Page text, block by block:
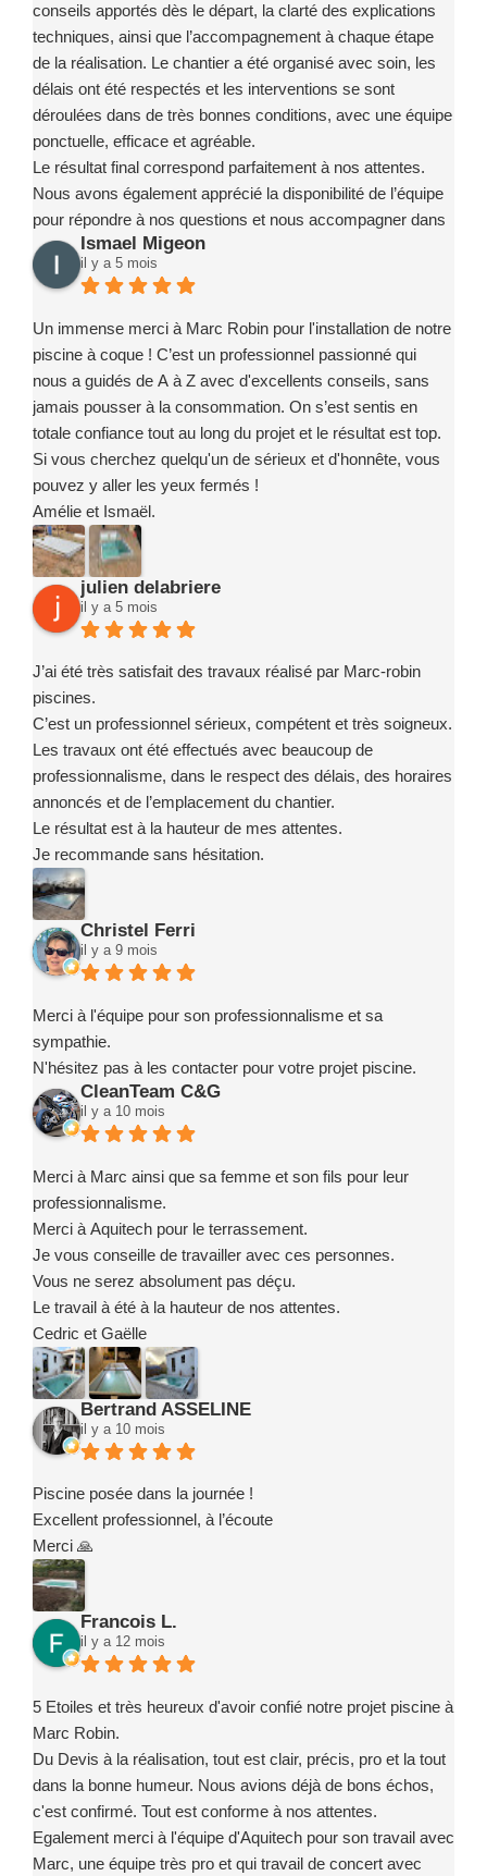
conseils apportés dès le départ, la clarté des explications
techniques, ainsi que l’accompagnement à chaque étape
de la réalisation. Le chantier a été organisé avec soin, les
délais ont été respectés et les interventions se sont
déroulées dans de très bonnes conditions, avec une équipe
ponctuelle, efficace et agréable.
Le résultat final correspond parfaitement à nos attentes.
Nous avons également apprécié la disponibilité de l’équipe
pour répondre à nos questions et nous accompagner dans
la prise en main de notre installation.
Nous recommandons sans hésitation l’entreprise Marc
Robin Piscines à toute personne souhaitant réaliser un
projet de piscine en toute confiance. Merci encore à toute
l’équipe pour votre sérieux, votre implication et la qualité de
votre travail.
Ismael Migeon
il y a 5 mois
Un immense merci à Marc Robin pour l'installation de notre
piscine à coque ! C’est un professionnel passionné qui
nous a guidés de A à Z avec d'excellents conseils, sans
jamais pousser à la consommation. On s’est sentis en
totale confiance tout au long du projet et le résultat est top.
Si vous cherchez quelqu'un de sérieux et d'honnête, vous
pouvez y aller les yeux fermés !
Amélie et Ismaël.
julien delabriere
il y a 5 mois
J’ai été très satisfait des travaux réalisé par Marc-robin
piscines.
C’est un professionnel sérieux, compétent et très soigneux.
Les travaux ont été effectués avec beaucoup de
professionnalisme, dans le respect des délais, des horaires
annoncés et de l’emplacement du chantier.
Le résultat est à la hauteur de mes attentes.
Je recommande sans hésitation.
Christel Ferri
il y a 9 mois
Merci à l'équipe pour son professionnalisme et sa
sympathie.
N'hésitez pas à les contacter pour votre projet piscine.
CleanTeam C&G
il y a 10 mois
Merci à Marc ainsi que sa femme et son fils pour leur
professionnalisme.
Merci à Aquitech pour le terrassement.
Je vous conseille de travailler avec ces personnes.
Vous ne serez absolument pas déçu.
Le travail à été à la hauteur de nos attentes.
Cedric et Gaëlle
Bertrand ASSELINE
il y a 10 mois
Piscine posée dans la journée !
Excellent professionnel, à l’écoute
Merci 🙏
Francois L.
il y a 12 mois
5 Etoiles et très heureux d'avoir confié notre projet piscine à
Marc Robin.
Du Devis à la réalisation, tout est clair, précis, pro et la tout
dans la bonne humeur. Nous avions déjà de bons échos,
c'est confirmé. Tout est conforme à nos attentes.
Egalement merci à l'équipe d'Aquitech pour son travail avec
Marc, une équipe très pro et qui travail de concert avec